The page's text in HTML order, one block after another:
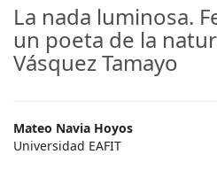
La nada luminosa.
un poeta de la
Vásquez Tamayo
Main
Article
Mateo Navia Hoyos
Universidad EAFIT